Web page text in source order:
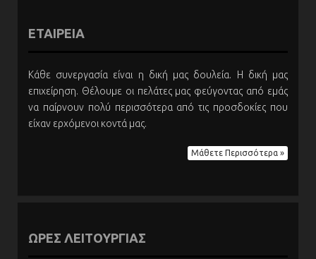
ΕΤΑΙΡΕΙΑ
Κάθε συνεργασία είναι η δική μας δουλεία. Η δική μας
επιχείρηση. Θέλουμε οι πελάτες μας φεύγοντας από εμάς
να παίρνουν πολύ περισσότερα από τις προσδοκίες που
είχαν ερχόμενοι κοντά μας.
Μάθετε Περισσότερα »
ΩΡΕΣ ΛΕΙΤΟΥΡΓΙΑΣ